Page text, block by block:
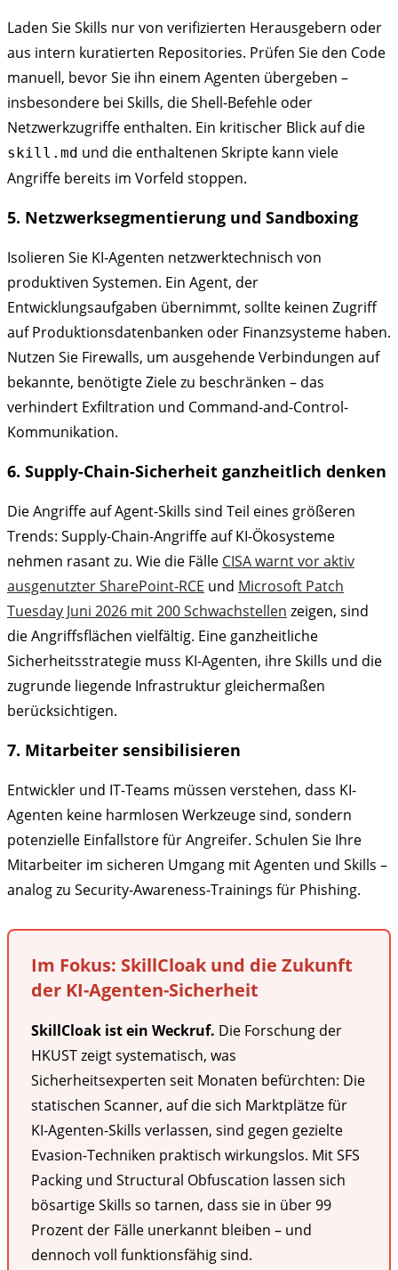
Laden Sie Skills nur von verifizierten Herausgebern oder
aus intern kuratierten Repositories. Prüfen Sie den Code
manuell, bevor Sie ihn einem Agenten übergeben –
insbesondere bei Skills, die Shell-Befehle oder
Netzwerkzugriffe enthalten. Ein kritischer Blick auf die
skill.md und die enthaltenen Skripte kann viele
Angriffe bereits im Vorfeld stoppen.
5. Netzwerksegmentierung und Sandboxing
Isolieren Sie KI-Agenten netzwerktechnisch von
produktiven Systemen. Ein Agent, der
Entwicklungsaufgaben übernimmt, sollte keinen Zugriff
auf Produktionsdatenbanken oder Finanzsysteme haben.
Nutzen Sie Firewalls, um ausgehende Verbindungen auf
bekannte, benötigte Ziele zu beschränken – das
verhindert Exfiltration und Command-and-Control-
Kommunikation.
6. Supply-Chain-Sicherheit ganzheitlich denken
Die Angriffe auf Agent-Skills sind Teil eines größeren
Trends: Supply-Chain-Angriffe auf KI-Ökosysteme
nehmen rasant zu. Wie die Fälle CISA warnt vor aktiv
ausgenutzter SharePoint-RCE und Microsoft Patch
Tuesday Juni 2026 mit 200 Schwachstellen zeigen, sind
die Angriffsflächen vielfältig. Eine ganzheitliche
Sicherheitsstrategie muss KI-Agenten, ihre Skills und die
zugrunde liegende Infrastruktur gleichermaßen
berücksichtigen.
7. Mitarbeiter sensibilisieren
Entwickler und IT-Teams müssen verstehen, dass KI-
Agenten keine harmlosen Werkzeuge sind, sondern
potenzielle Einfallstore für Angreifer. Schulen Sie Ihre
Mitarbeiter im sicheren Umgang mit Agenten und Skills –
analog zu Security-Awareness-Trainings für Phishing.
Im Fokus: SkillCloak und die Zukunft
der KI-Agenten-Sicherheit
SkillCloak ist ein Weckruf. Die Forschung der
HKUST zeigt systematisch, was
Sicherheitsexperten seit Monaten befürchten: Die
statischen Scanner, auf die sich Marktplätze für
KI-Agenten-Skills verlassen, sind gegen gezielte
Evasion-Techniken praktisch wirkungslos. Mit SFS
Packing und Structural Obfuscation lassen sich
bösartige Skills so tarnen, dass sie in über 99
Prozent der Fälle unerkannt bleiben – und
dennoch voll funktionsfähig sind.